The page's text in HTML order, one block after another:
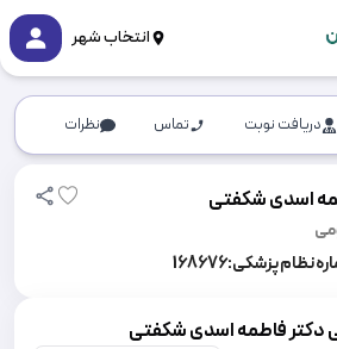
انتخاب شهر
دریافت نوبت تماس نظرات
اسدی شکفتی
نظام پزشکی:168676
دکتر فاطمه اسدی شکفتی